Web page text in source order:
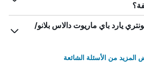
يارد باي ماريوت دالاس بلانو/
من الأسئلة الشائعة